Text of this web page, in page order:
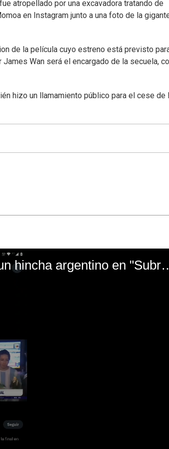
atropellado por una excavadora tratando de
en Instagram junto a una foto de la
de la película cuyo estreno está previsto
Wan será el encargado de la secuela,
hizo un llamamiento público para el cese de
El mal momento de Yanina